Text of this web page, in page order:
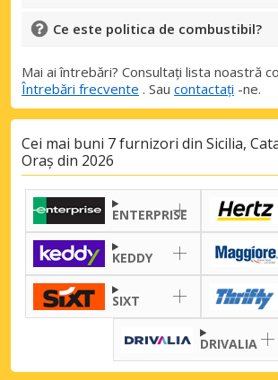
Economii de top
Accesați ofertele exclusive ale
Autentificare cu eLink
Ce este politica de combustibil?
Mai ai întrebări? Consultați lista noastră
Întrebări frecvente . Sau contactați -ne.
Cei mai buni 7 furnizori din Sicilia,
Oraș din 2026
ENTERPRISE
KEDDY
SIXT
DRIVALIA